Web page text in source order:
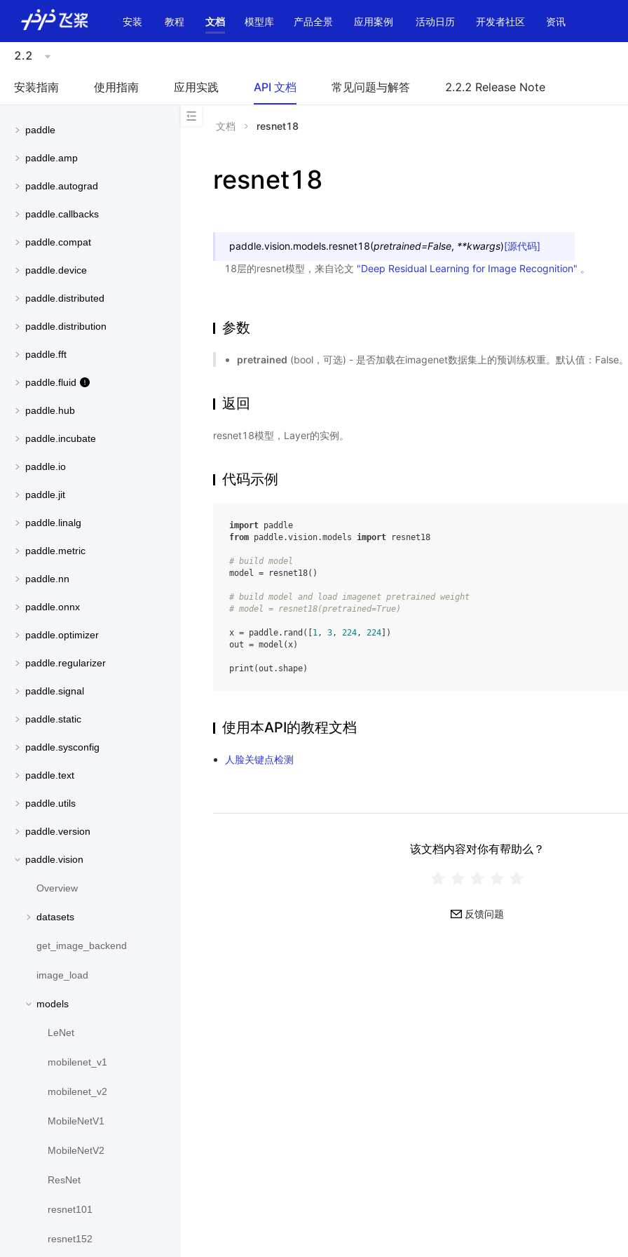
安装
教程 文档 模型库 产品全景 应用案例 活动日历 开发者社区 资讯
2.2
安装指南 使用指南 应用实践 API 文档 常见问题与解答 2.2.2 Release Note
paddle
paddle.amp
paddle.autograd
paddle.callbacks
paddle.compat
paddle.device
paddle.distributed
paddle.distribution
paddle.fft
paddle.fluid
paddle.hub
paddle.incubate
paddle.io
paddle.jit
paddle.linalg
paddle.metric
paddle.nn
paddle.onnx
paddle.optimizer
paddle.regularizer
paddle.signal
paddle.static
paddle.sysconfig
paddle.text
paddle.utils
paddle.version
paddle.vision
Overview
datasets
get_image_backend
image_load
models
LeNet
mobilenet_v1
mobilenet_v2
MobileNetV1
MobileNetV2
ResNet
resnet101
resnet152
文档 resnet18
resnet18
paddle.vision.models.resnet18(pretrained=False, **kwargs)[源代码]
18层的resnet模型，来自论文 "Deep Residual Learning for Image Recognition" 。
参数
pretrained (bool，可选) - 是否加载在imagenet数据集上的预训练权重。默认值：False
返回
resnet18模型，Layer的实例。
代码示例
import paddle
from paddle.vision.models import resnet18
# build model
model = resnet18()
# build model and load imagenet pretrained weight
# model = resnet18(pretrained=True)
x = paddle. rand ([ 1, 3, 224, 224 ])
out = model (x)
print (out . shape)
使用本API的教程文档
人脸关键点检测
该文档内容对你有帮助么？
反馈问题